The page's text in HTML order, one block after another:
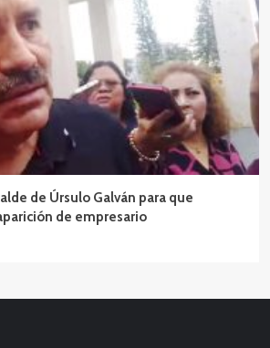
de Úrsulo Galván para que
de empresario